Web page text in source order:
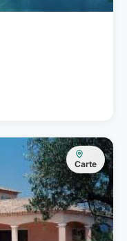
Carte